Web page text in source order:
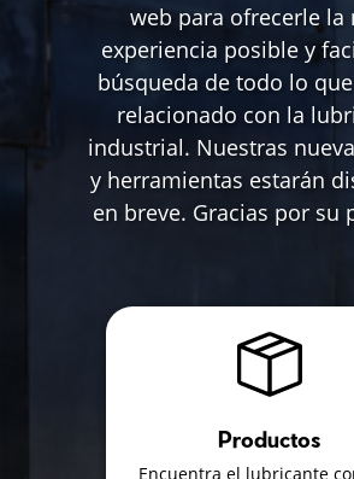
web para ofrecerle la
experiencia posible y
búsqueda de todo lo
relacionado con la
industrial. Nuestras
y herramientas estarán
en breve. Gracias por su
Productos
Encuentra el lubricante